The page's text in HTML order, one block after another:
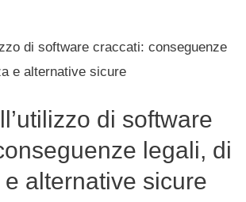
di software
legali, di
alternative sicure